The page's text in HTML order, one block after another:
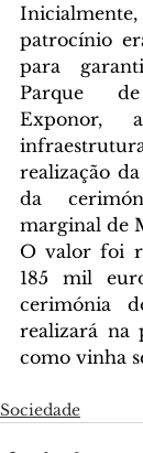
patrocínio
para
Parque
Exponor,
realização
da
marginal de
O valor foi
185 mil
cerimónia
realizará na
como vinha
Sociedade